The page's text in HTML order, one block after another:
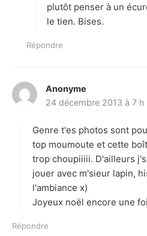
plutôt penser à un
le tien. Bises.
Répondre
Anonyme
i
:
24 décembre 2013 à 7 h
Genre t'es photos sont
top moumoute et cette
trop choupiiiii. D'ailleurs
jouer avec m'sieur lapin,
l'ambiance x)
Joyeux noël encore une
Répondre